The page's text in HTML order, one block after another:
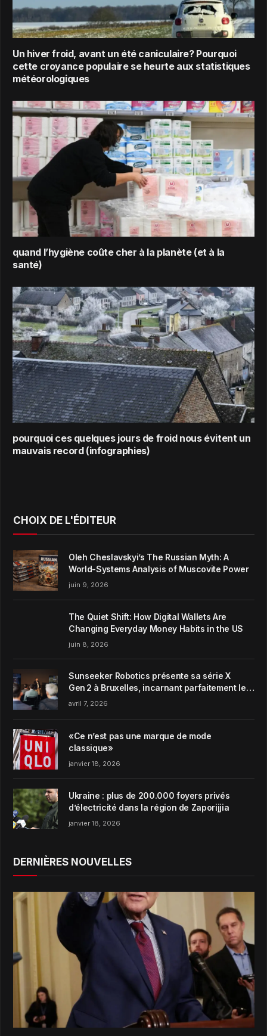
Un hiver froid, avant un été caniculaire? Pourquoi
cette croyance populaire se heurte aux statistiques
météorologiques
quand l’hygiène coûte cher à la planète (et à la
santé)
pourquoi ces quelques jours de froid nous évitent un
mauvais record (infographies)
CHOIX DE L'ÉDITEUR
Oleh Cheslavskyi’s The Russian Myth: A
World-Systems Analysis of Muscovite Power
juin 9, 2026
The Quiet Shift: How Digital Wallets Are
Changing Everyday Money Habits in the US
juin 8, 2026
Sunseeker Robotics présente sa série X
Gen 2 à Bruxelles, incarnant parfaitement le
concept de Garden Harmony de la marque
avril 7, 2026
«Ce n’est pas une marque de mode
classique»
janvier 18, 2026
Ukraine : plus de 200.000 foyers privés
d’électricité dans la région de Zaporijjia
janvier 18, 2026
DERNIÈRES NOUVELLES